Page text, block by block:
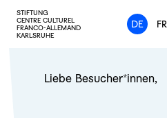
STIFTUNG
CENTRE CULTUREL
FRANCO-ALLEMAND
KARLSRUHE
DE FR
Liebe Besucher*innen,